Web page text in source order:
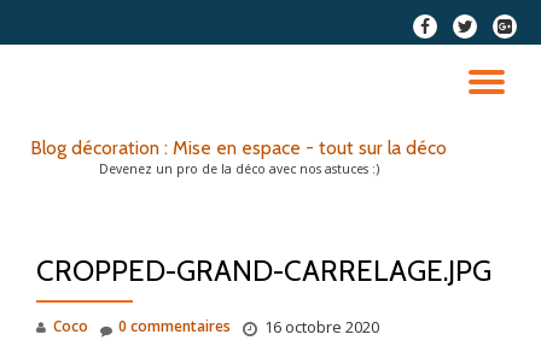
fa-
facebook
fa-
twitter
fa-
plus-
Blog décoration : Mise en espace - tout sur la déco
Devenez un pro de la déco avec nos astuces :)
CROPPED-GRAND-CARRELAGE.JPG
Coco 16 octobre 2020
0 commentaires